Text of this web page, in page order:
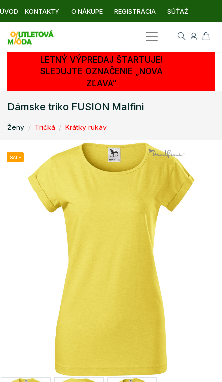
ÚVOD KONTAKTY O NÁKUPE REGISTRÁCIA SÚŤAŽ
LETNÝ VÝPREDAJ ŠTARTUJE!
SLEDUJTE OZNAČENIE „NOVÁ
ZĽAVA“
Dámske triko FUSION Malfini
Ženy Tričká Krátky rukáv
SALE